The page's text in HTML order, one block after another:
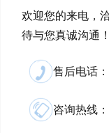
欢迎您的来电，
待与您真诚沟通！
售后电话
咨询热线